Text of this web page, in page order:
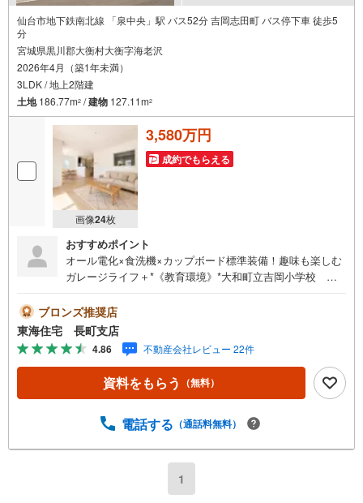
仙台市地下鉄南北線 「泉中央」駅 バス52分 吉岡志田町 バス停下車 徒歩5
分
宮城県黒川郡大衡村大衡字海老沢
2026年4月（築1年未満）
3LDK / 地上2階建
土地186.77m2 /建物 127.11m2
画像24枚
3,580万円
成約でもらえる
おすすめポイント
オール電化×食洗機×カップボード標準装備！趣味も楽しむ
ガレージライフ＋*《教育環境》*大和町立吉岡小学校 徒
*大和すぎのここども園 徒歩10分（765m）《生活環境》*
セブンイレブン 大和吉岡上柴崎店 徒歩7分（540m）*西
友 吉岡店 徒歩15分（1181m）*吉岡ショッピングモー
ル 車で3分（1180m）
ブロンズ推奨店
東海住宅 長町支店
4.86 不動産会社レビュー 22件
資料をもらう （無料）
電話する （通話料無料）
1